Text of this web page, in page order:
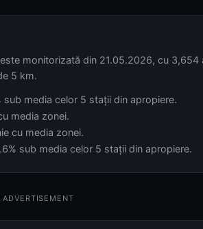
monitorizată din 21.05.2026, cu
5 km.
sub media celor 5 stații din apropiere.
media zonei.
cu media zonei.
sub media celor 5 stații din apropiere.
ADVERTISEMENT